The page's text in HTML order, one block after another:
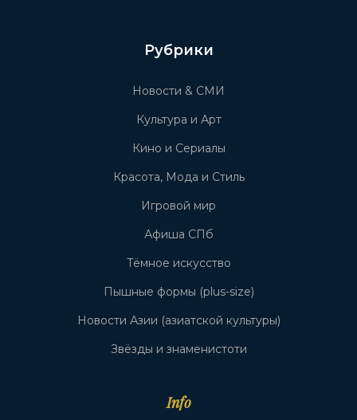
Рубрики
Новости & СМИ
Культура и Арт
Кино и Сериалы
Красота, Мода и Стиль
Игровой мир
Афиша СПб
Тёмное искусство
Пышные формы (plus-size)
Новости Азии (азиатской культуры)
Звёзды и знаменистоти
Info